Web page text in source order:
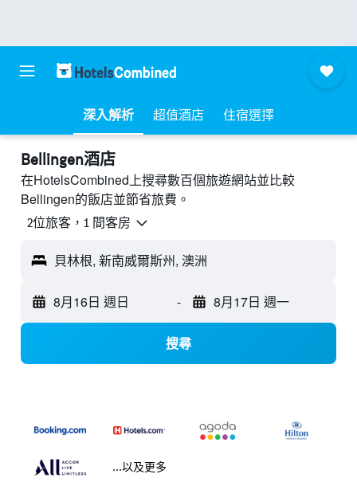
深入解析 超值酒店 住宿選擇
Bellingen酒店
在HotelsCombined上搜尋數百個旅遊網站並比較
Bellingen的飯店並節省旅費。
2位旅客，1 間客房
貝林根, 新南威爾斯州, 澳洲
8月16日 週日 - 8月17日 週一
搜尋
...以及更多